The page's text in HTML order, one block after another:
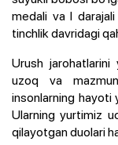
medali va I
tinchlik davridagi
Urush jarohatlarini
uzoq va
insonlarning hayoti
Ularning yurtimiz
qilayotgan duolari